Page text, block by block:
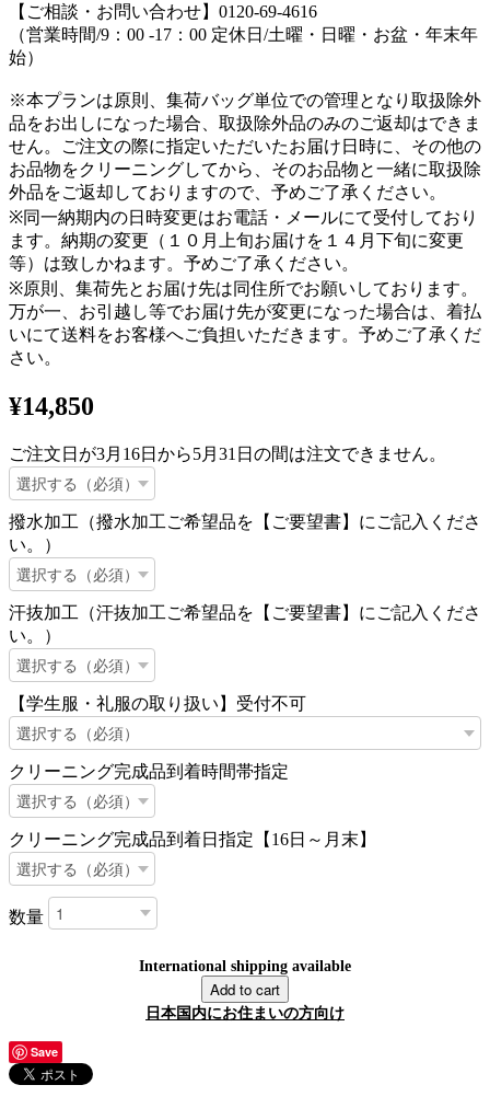
【ご相談・お問い合わせ】0120-69-4616
（営業時間/9：00 -17：00 定休日/土曜・日曜・お盆・年末年
始）
※本プランは原則、集荷バッグ単位での管理となり取扱除外
品をお出しになった場合、取扱除外品のみのご返却はできま
せん。ご注文の際に指定いただいたお届け日時に、その他の
お品物をクリーニングしてから、そのお品物と一緒に取扱除
外品をご返却しておりますので、予めご了承ください。
※同一納期内の日時変更はお電話・メールにて受付しており
ます。納期の変更（１０月上旬お届けを１４月下旬に変更
等）は致しかねます。予めご了承ください。
※原則、集荷先とお届け先は同住所でお願いしております。
万が一、お引越し等でお届け先が変更になった場合は、着払
いにて送料をお客様へご負担いただきます。予めご了承くだ
さい。
¥14,850
ご注文日が3月16日から5月31日の間は注文できません。
撥水加工（撥水加工ご希望品を【ご要望書】にご記入くださ
い。）
汗抜加工（汗抜加工ご希望品を【ご要望書】にご記入くださ
い。）
【学生服・礼服の取り扱い】受付不可
クリーニング完成品到着時間帯指定
クリーニング完成品到着日指定【16日～月末】
数量
International shipping available
Add to cart
日本国内にお住まいの方向け
Save